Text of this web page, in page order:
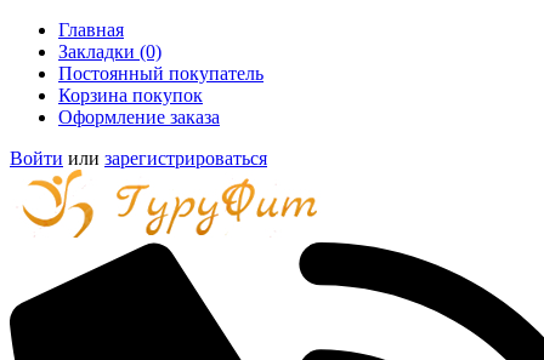
Главная
Закладки (0)
Постоянный покупатель
Корзина покупок
Оформление заказа
Войти или зарегистрироваться